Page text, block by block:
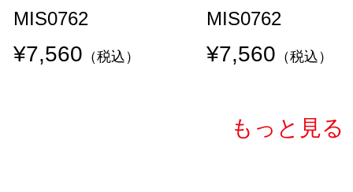
MIS0762
¥7,560 （税込）
MIS0762
¥7,560 （税込）
もっと見る